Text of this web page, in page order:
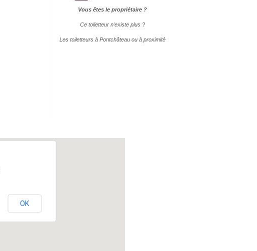
Vous êtes le propriétaire ?
Ce toiletteur n'existe plus ?
Les toiletteurs à Pontchâteau ou à proximité
OK